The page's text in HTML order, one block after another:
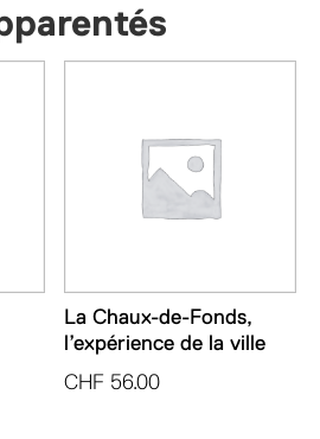
La Chaux-de-Fonds,
l’expérience de la ville
CHF 56.00